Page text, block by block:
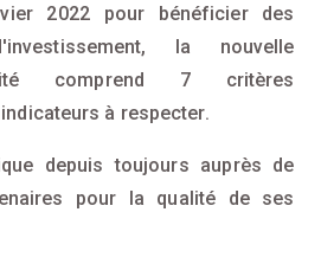
2022 pour bénéficier des
la nouvelle
comprend 7 critères
à respecter.
depuis toujours auprès de
pour la qualité de ses